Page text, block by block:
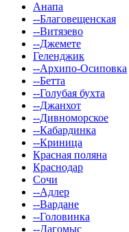
Анапа
--Благовещенская
--Витязево
--Джемете
Геленджик
--Архипо-Осиповка
--Бетта
--Голубая бухта
--Джанхот
--Дивноморское
--Кабардинка
--Криница
Красная поляна
Краснодар
Сочи
--Адлер
--Вардане
--Головинка
--Дагомыс